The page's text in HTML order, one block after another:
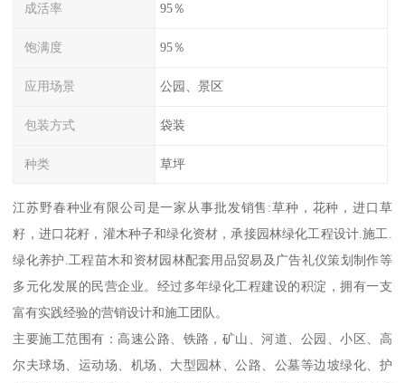
成活率 95％
饱满度 95％
应用场景 公园、景区
包装方式 袋装
种类 草坪
江苏野春种业有限公司是一家从事批发销售:草种，花种，进口草
籽，进口花籽，灌木种子和绿化资材，承接园林绿化工程设计.施工.
绿化养护.工程苗木和资材园林配套用品贸易及广告礼仪策划制作等
多元化发展的民营企业。经过多年绿化工程建设的积淀，拥有一支
富有实践经验的营销设计和施工团队。
主要施工范围有：高速公路、铁路，矿山、河道、公园、小区、高
尔夫球场、运动场、机场、大型园林、公路、公墓等边坡绿化、护